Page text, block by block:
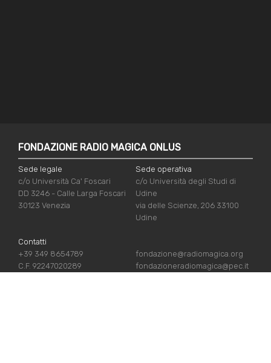
FONDAZIONE RADIO MAGICA ONLUS
Sede legale
c/o Università Ca' Foscari
DD 3246 - Calle Larga Foscari
30123 Venezia
Sede operativa
c/o Università degli Studi di
Udine
via delle Scienze, 206 33100
Udine
Contatti
+39 349 8654789
C.F. 92247020289
fondazione@radiomagica.org
fondazioneradiomagica@pec.it